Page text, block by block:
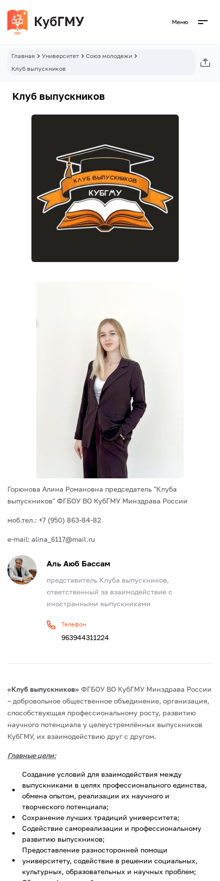
Меню
Главная Университет
Союз молодежи
Клуб выпускников
Клуб выпускников
Горюнова Алина Романовна председатель "Клуба
выпускников" ФГБОУ ВО КубГМУ Минздрава России
моб.тел.: +7 (950) 863-84-82
e-mail: alina_6117@mail.ru
Аль Аюб Бассам
представитель Клуба выпускников,
ответственный за взаимодействие с
иностранными выпускниками
Телефон
963944311224
«Клуб выпускников» ФГБОУ ВО КубГМУ Минздрава России
– добровольное общественное объединение, организация,
способствующая профессиональному росту, развитию
научного потенциала у целеустремлённых выпускников
КубГМУ, их взаимодействию друг с другом.
Главные цели:
Создание условий для взаимодействия между
выпускниками в целях профессионального единства,
обмена опытом, реализации их научного и
творческого потенциала;
Сохранение лучших традиций университета;
Содействие самореализации и профессиональному
развитию выпускников;
Предоставление разносторонней помощи
университету, содействие в решении социальных,
культурных, образовательных и научных проблем;